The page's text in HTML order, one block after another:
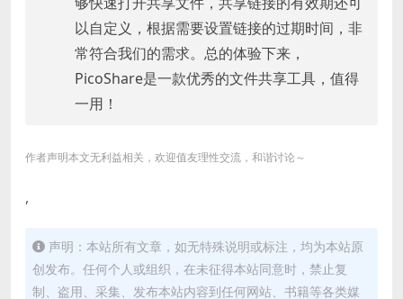
以自定义，根据需要设置链接的过期时间，非
常符合我们的需求。总的体验下来，
PicoShare是一款优秀的文件共享工具，值得
一用！
作者声明本文无利益相关，欢迎值友理性交流，和谐讨论～
,
声明：本站所有文章，如无特殊说明或标注，均为本站原
创发布。任何个人或组织，在未征得本站同意时，禁止复
制、盗用、采集、发布本站内容到任何网站、书籍等各类媒